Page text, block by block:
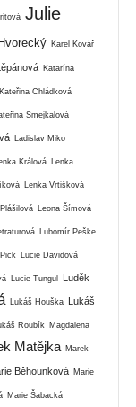
Julie
Karel Kovář
Katarína
Kateřina Chládková
Smejkalová
Ladislav Miko
Králová Lenka
Lenka Vrtišková
Plášilová Leona Šímová
Lubomír Peške
Pick Lucie Davidová
Lucie Tungul Luděk
Lukáš Houška Lukáš
Roubík Magdalena
Matějka Marek
Běhounková Marie
Marie Šabacká